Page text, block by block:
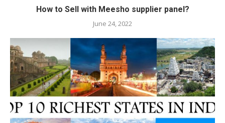
How to Sell with Meesho supplier panel?
June 24, 2022